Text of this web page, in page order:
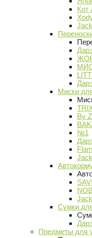
Кот
Миски
By
№1
Сумки
Предметы для